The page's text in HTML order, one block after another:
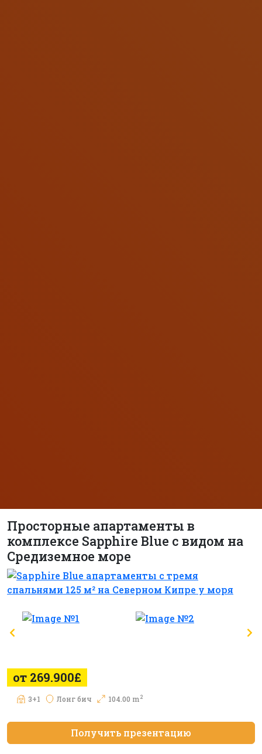
Просторные апартаменты в
комплексе Sapphire Blue с видом на
Средиземное море
от 269.900£
3+1 Лонг бич 104.00 m2
Получить презентацию